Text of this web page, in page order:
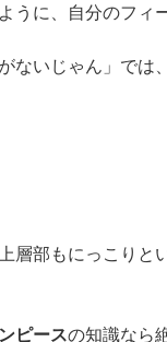
に、自分のフィ
ないじゃん」では
層部もにっこりと
ピースの知識なら